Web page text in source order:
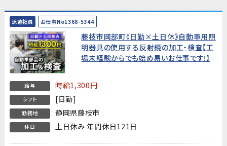
派遣社員 お仕事No1368-5344
藤枝市岡部町《日勤×土日休》自動車用照
明器具の使用する反射鏡の加工・検査【工
場未経験からでも始め易いお仕事です!】
給与 時給1,300円
シフト [日勤]
勤務地 静岡県藤枝市
休日 土日休み 年間休日121日